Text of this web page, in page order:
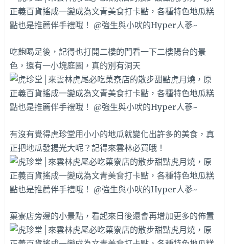
吃飽喝足後，記得也打開二樓的門看一下二樓陽台的景
色，還有一小塊庭園，真的別有洞天
有沒有覺得虎珍堂用小小的地瓜就變化出許多的美食，真
正把地瓜發揚光大呢？記得來雲林必買哦！
菓寮店旁邊的小景點，看起來日後還會再增加更多的佈置